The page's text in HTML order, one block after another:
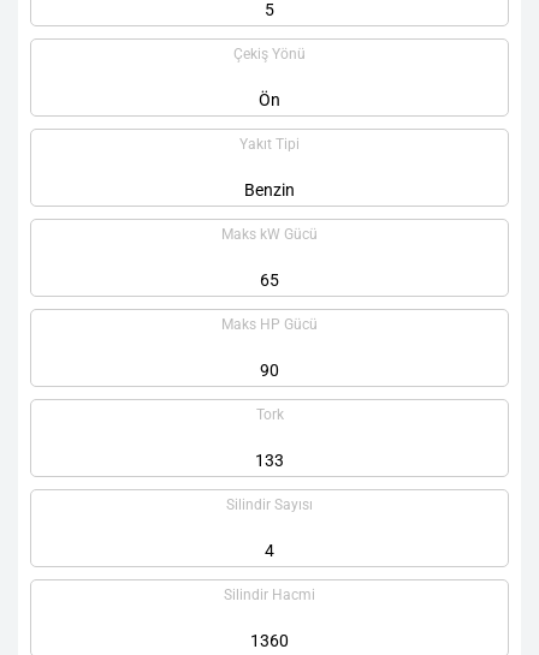
5
Çekiş Yönü
Ön
Yakıt Tipi
Benzin
Maks kW Gücü
65
Maks HP Gücü
90
Tork
133
Silindir Sayısı
4
Silindir Hacmi
1360